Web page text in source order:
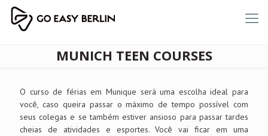
MUNICH TEEN COURSES
O curso de férias em Munique será uma escolha ideal para
você, caso queira passar o máximo de tempo possível com
seus colegas e se também estiver ansioso para passar tardes
cheias de atividades e esportes. Você vai ficar em uma